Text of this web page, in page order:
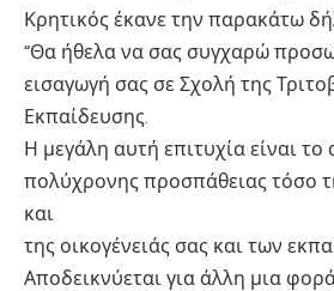
Κρητικός έκανε την παρακάτω
“Θα ήθελα να σας συγχαρώ
εισαγωγή σας σε Σχολή της
Εκπαίδευσης.
Η μεγάλη αυτή επιτυχία είναι
πολύχρονης προσπάθειας τόσο
και
της οικογένειάς σας και των
Αποδεικνύεται για άλλη μια